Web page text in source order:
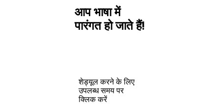
आप भाषा में
पारंगत हो जाते हैं!
शेड्यूल करने के लिए
उपलब्ध समय पर
क्लिक करें